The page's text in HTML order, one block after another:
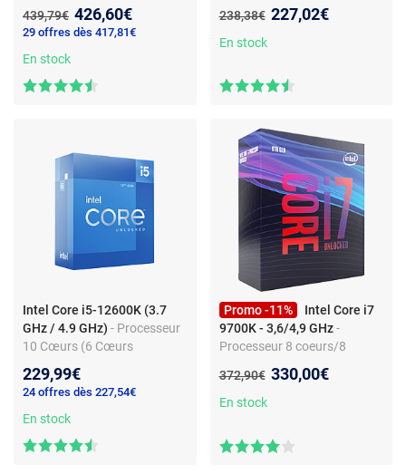
Cœurs Efficient) 28 Threads -
Socket 1700 - Cache L3 33
Mo - Intel UHD Graphics 770 -
0.010 micron (version boîte
sans ventilateur - garantie
Ancien prix :
439,79€ Nouveau prix :
426,60€
29 offres dès 417,81€
En stock
Cache L3 12 Mo - 0.014
micron (version boîte -
Ancien prix :
238,38€ Nouveau prix :
227,02€
En stock
Intel Core i5-12600K (3.7
GHz / 4.9 GHz) - Processeur
10 Cœurs (6 Cœurs
Efficient) 16 Threads - Socket
1700 - Cache L3 20 Mo - Intel
UHD Graphics 770 - 0.010
micron (version boîte sans
ventilateur - garantie Intel 3
229,99€
24 offres dès 227,54€
En stock
Promo -11%
Intel Core i7
9700K - 3,6/4,9 GHz -
Processeur 8 coeurs/8
95 W - UHD Graphics 630
Ancien prix :
372,90€ Nouveau prix :
330,00€
En stock